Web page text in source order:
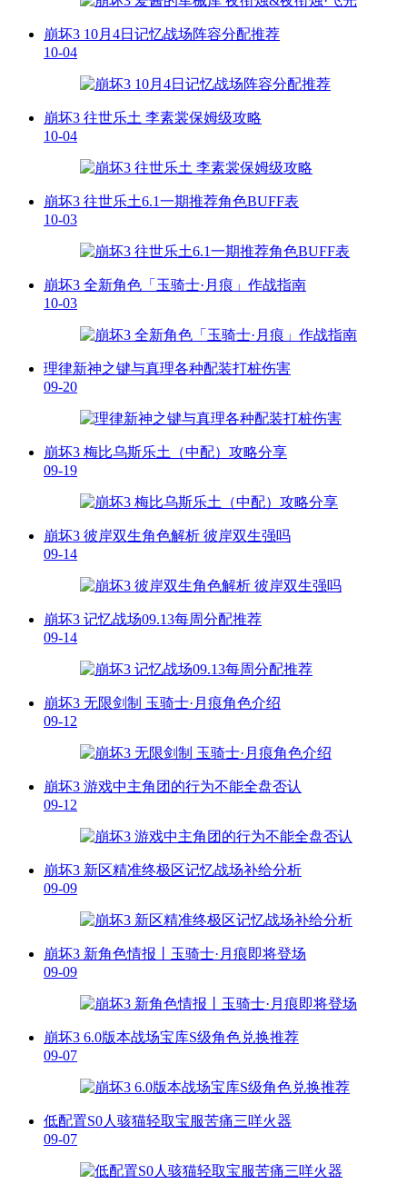
崩坏3 10月4日记忆战场阵容分配推荐
10-04
崩坏3 往世乐土 李素裳保姆级攻略
10-04
崩坏3 往世乐土6.1一期推荐角色BUFF表
10-03
崩坏3 全新角色「玉骑士·月痕」作战指南
10-03
理律新神之键与真理各种配装打桩伤害
09-20
崩坏3 梅比乌斯乐土（中配）攻略分享
09-19
崩坏3 彼岸双生角色解析 彼岸双生强吗
09-14
崩坏3 记忆战场09.13每周分配推荐
09-14
崩坏3 无限剑制 玉骑士·月痕角色介绍
09-12
崩坏3 游戏中主角团的行为不能全盘否认
09-12
崩坏3 新区精准终极区记忆战场补给分析
09-09
崩坏3 新角色情报丨玉骑士·月痕即将登场
09-09
崩坏3 6.0版本战场宝库S级角色兑换推荐
09-07
低配置S0人骇猫轻取宝服苦痛三咩火器
09-07